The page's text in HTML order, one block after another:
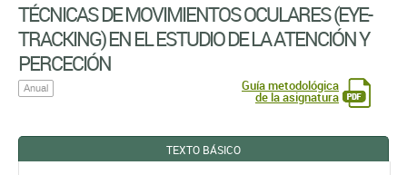
TÉCNICAS DE MOVIMIENTOS OCULARES (EYE-
TRACKING) EN EL ESTUDIO DE LA ATENCIÓN Y
PERCECIÓN
Anual Guía metodológica
de la asignatura
TEXTO BÁSICO